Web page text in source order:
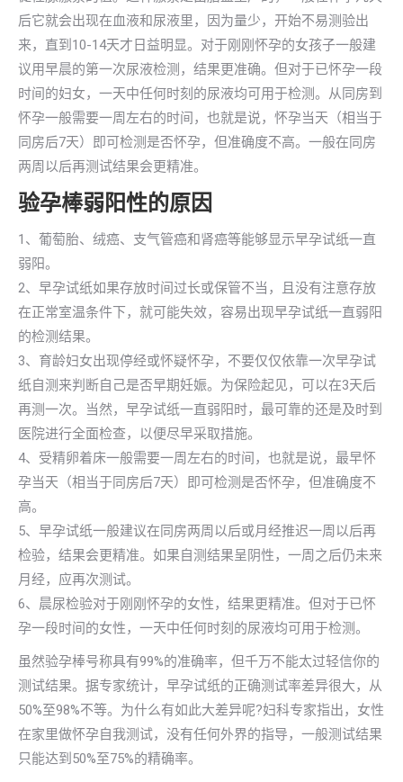
后它就会出现在血液和尿液里，因为量少，开始不易测验出
来，直到10-14天才日益明显。对于刚刚怀孕的女孩子一般建
议用早晨的第一次尿液检测，结果更准确。但对于已怀孕一段
时间的妇女，一天中任何时刻的尿液均可用于检测。从同房到
怀孕一般需要一周左右的时间，也就是说，怀孕当天（相当于
同房后7天）即可检测是否怀孕，但准确度不高。一般在同房
两周以后再测试结果会更精准。
验孕棒弱阳性的原因
1、葡萄胎、绒癌、支气管癌和肾癌等能够显示早孕试纸一直
弱阳。
2、早孕试纸如果存放时间过长或保管不当，且没有注意存放
在正常室温条件下，就可能失效，容易出现早孕试纸一直弱阳
的检测结果。
3、育龄妇女出现停经或怀疑怀孕，不要仅仅依靠一次早孕试
纸自测来判断自己是否早期妊娠。为保险起见，可以在3天后
再测一次。当然，早孕试纸一直弱阳时，最可靠的还是及时到
医院进行全面检查，以便尽早采取措施。
4、受精卵着床一般需要一周左右的时间，也就是说，最早怀
孕当天（相当于同房后7天）即可检测是否怀孕，但准确度不
高。
5、早孕试纸一般建议在同房两周以后或月经推迟一周以后再
检验，结果会更精准。如果自测结果呈阴性，一周之后仍未来
月经，应再次测试。
6、晨尿检验对于刚刚怀孕的女性，结果更精准。但对于已怀
孕一段时间的女性，一天中任何时刻的尿液均可用于检测。
虽然验孕棒号称具有99%的准确率，但千万不能太过轻信你的
测试结果。据专家统计，早孕试纸的正确测试率差异很大，从
50%至98%不等。为什么有如此大差异呢?妇科专家指出，女性
在家里做怀孕自我测试，没有任何外界的指导，一般测试结果
只能达到50%至75%的精确率。